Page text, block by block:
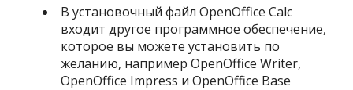
В установочный файл OpenOffice Calc
входит другое программное обеспечение,
которое вы можете установить по
желанию, например OpenOffice Writer,
OpenOffice Impress и OpenOffice Base